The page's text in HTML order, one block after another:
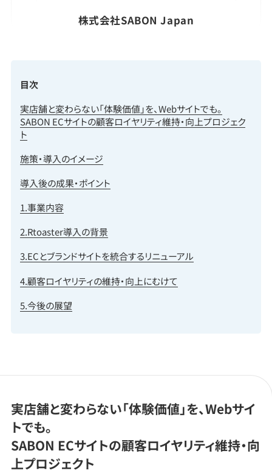
株式会社SABON Japan
目次
実店舗と変わらない「体験価値」を、Webサイトでも。
SABON ECサイトの顧客ロイヤリティ維持・向上プロジェク
ト
施策・導入のイメージ
導入後の成果・ポイント
1.事業内容
2.Rtoaster導入の背景
3.ECとブランドサイトを統合するリニューアル
4.顧客ロイヤリティの維持・向上にむけて
5.今後の展望
実店舗と変わらない「体験価値」を、Webサイ
トでも。
SABON ECサイトの顧客ロイヤリティ維持・向
上プロジェクト